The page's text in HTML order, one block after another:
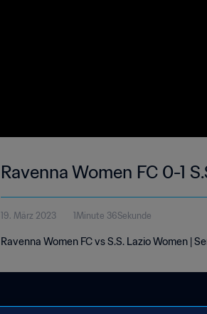
Ravenna Women FC 0-1
19. März 2023 1Minute 36Sekunde
Ravenna Women FC vs S.S. Lazio Women |